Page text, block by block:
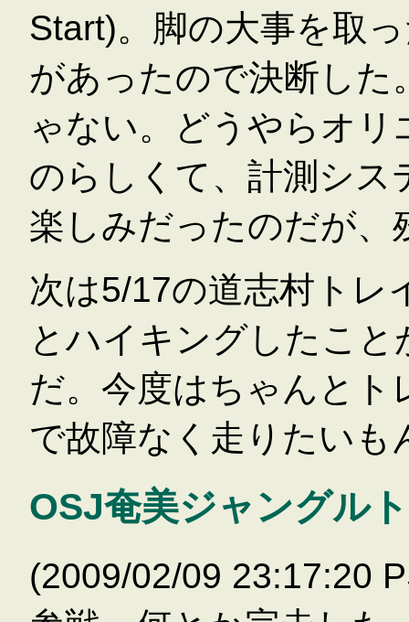
Start)。脚の大事を取
があったので決断し
ゃない。どうやらオ
のらしくて、計測シ
楽しみだったのだが、
次は5/17の道志村トレ
とハイキングしたこ
だ。今度はちゃんとト
で故障なく走りたいも
OSJ奄美ジャングル
(2009/02/09 23:17:20